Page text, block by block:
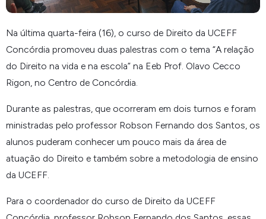
Na última quarta-feira (16), o curso de Direito da UCEFF
Concórdia promoveu duas palestras com o tema “A relação
do Direito na vida e na escola” na Eeb Prof. Olavo Cecco
Rigon, no Centro de Concórdia.
Durante as palestras, que ocorreram em dois turnos e foram
ministradas pelo professor Robson Fernando dos Santos, os
alunos puderam conhecer um pouco mais da área de
atuação do Direito e também sobre a metodologia de ensino
da UCEFF.
Para o coordenador do curso de Direito da UCEFF